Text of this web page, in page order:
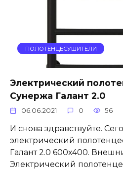
ПОЛОТЕНЦЕСУШИТЕЛИ
Электрический
Сунержа Галант 2.0
06.06.2021 0 56
И снова здравствуйте.
электрический
Галант 2.0 600х400.
Электрический